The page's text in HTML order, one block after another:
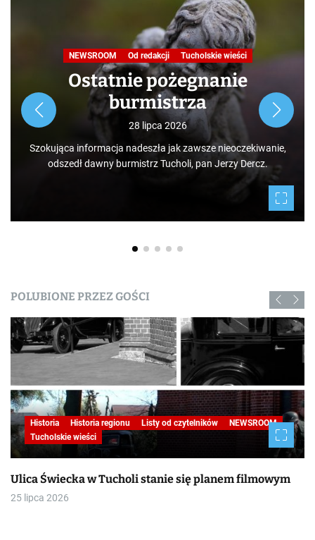
Podróże małe i duże. Ścieżka
przyrodniczo-dydaktyczna
„Jelenia Wyspa”
24 lipca 2026
Rozpoczynamy nowy cykl opowieści zarówno dla turystów,
jak i mieszkańców, którzy niekoniecznie muszą podróżować
po świecie. Mamy niezwykłe szczęście żyć w Borach
Tucholskich i korzystać i to w dodatku za darmo z tego, co
daje nam natura.
POLUBIONE PRZEZ GOŚCI
Historia Historia regionu Listy od czytelników
NEWSROOM
Tucholskie wieści
Ulica Świecka w Tucholi stanie się planem filmowym
25 lipca 2026